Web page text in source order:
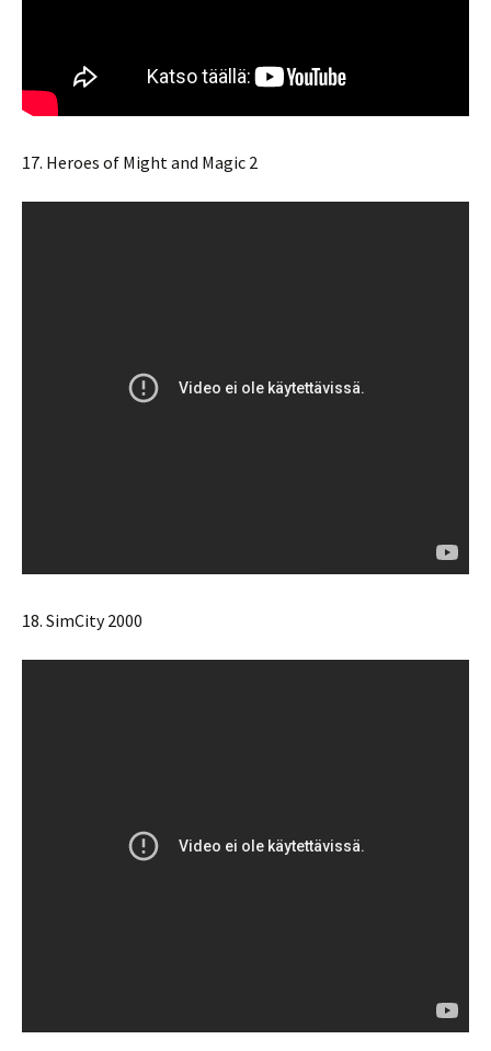
17. Heroes of Might and Magic 2
18. SimCity 2000